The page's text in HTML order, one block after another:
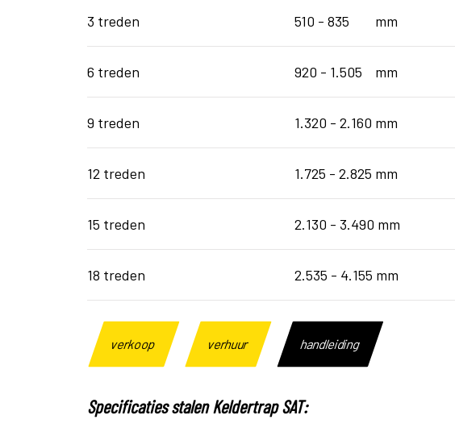
3 treden 510 - 835 mm
6 treden 920 - 1.505 mm
9 treden 1.320 - 2.160 mm
12 treden 1.725 - 2.825 mm
15 treden 2.130 - 3.490 mm
18 treden 2.535 - 4.155 mm
verkoop verhuur handleiding
Specificaties stalen Keldertrap SAT: